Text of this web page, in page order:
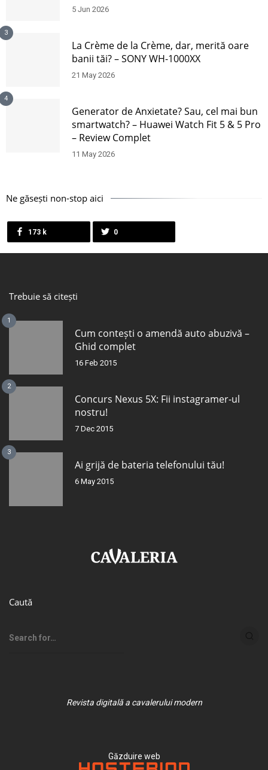
5 Jun 2026
3
La Crème de la Crème, dar, merită oare
banii tăi? – SONY WH-1000XX
21 May 2026
4
Generator de Anxietate? Sau, cel mai bun
smartwatch? – Huawei Watch Fit 5 & 5 Pro
– Review Complet
11 May 2026
Ne găsești non-stop aici
173 k 0
Trebuie să citești
1
Cum contești o amendă auto abuzivă –
Ghid complet
16 Feb 2015
2
Concurs Nexus 5X: Fii instagramer-ul
nostru!
7 Dec 2015
3
Ai grijă de bateria telefonului tău!
6 May 2015
Caută
Revista digitală a cavalerului modern
Găzduire web